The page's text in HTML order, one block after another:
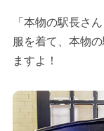
「本物の駅長さ
服を着て、本物
ますよ！